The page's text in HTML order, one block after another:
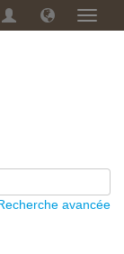
Menu
avancée